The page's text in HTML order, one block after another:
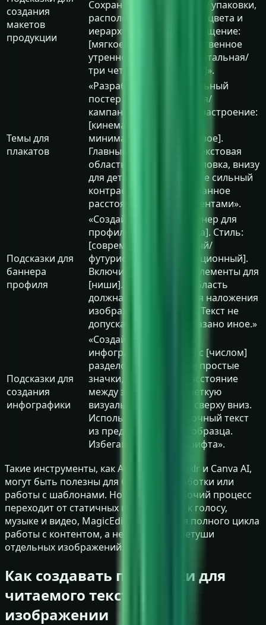
создания
макетов
продукции
Сохраните точную форму упаковки,
расположение логотипа, цвета и
иерархию этикеток. Освещение:
[мягкое студийное/естественное
утреннее]. Камера: [фронтальная/
три четверти/вид сверху]».
Темы для
плакатов
«Разработайте вертикальный
постер для [мероприятия/
кампании]. Визуальное настроение:
[кинематографическое/
минималистичное/игривое].
Главный фокус: [тема]. Текстовая
область вверху для заголовка, внизу
для деталей. Используйте сильный
контраст и сбалансированное
расстояние между элементами».
Подсказки для
баннера
профиля
«Создайте широкий баннер для
профиля [автора/бренда]. Стиль:
[современный студийный/
футуристический/редакционный].
Включите визуальные элементы для
[ниши]. Центральная область
должна быть чистой для наложения
изображения профиля. Текст не
допускается, если не указано иное.»
Подсказки для
создания
инфографики
«Создайте лаконичную
инфографику по [теме] с [числом]
разделов. Используйте простые
значки, одинаковое расстояние
между элементами и четкую
визуальную структуру сверху вниз.
Используйте только точный текст
из предоставленного образца.
Избегайте мелкого шрифта».
Такие инструменты, как Adobe Firefly, Pixlr и Canva AI,
могут быть полезны для быстрой обработки или
работы с шаблонами. Но если ваш рабочий процесс
переходит от статичных изображений к голосу,
музыке и видео, MagicEditAI создан для полного цикла
работы с контентом, а не только для ретуши
отдельных изображений.
Как создавать подсказки для
читаемого текста на
изображении